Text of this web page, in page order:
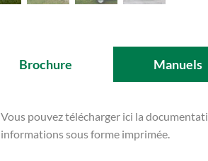
Brochure Manuels
Vous pouvez télécharger ici la
informations sous forme imprimée.